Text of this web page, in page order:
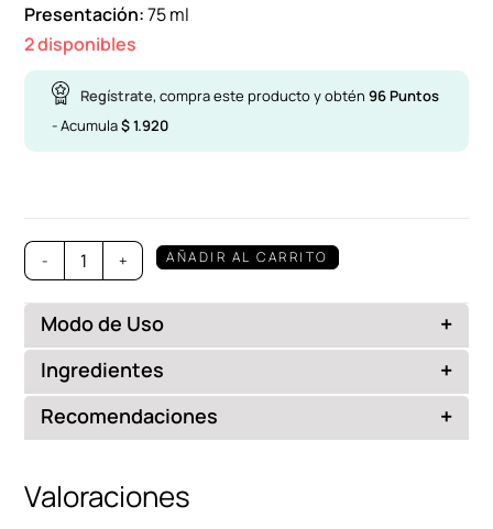
Presentación:75 ml
2 disponibles
Regístrate, compra este producto y obtén96Puntos
- Acumula$1.920
- + AÑADIR AL CARRITO
Modo de Uso +
Aplicar en axilas limpias y secas cada día.
Ingredientes +
Clorhidrato de aluminio, niacinamida y citrato de
trietilo. Sin alcohol, perfume fresco.
Recomendaciones +
aplicar tras depilación.
Valoraciones